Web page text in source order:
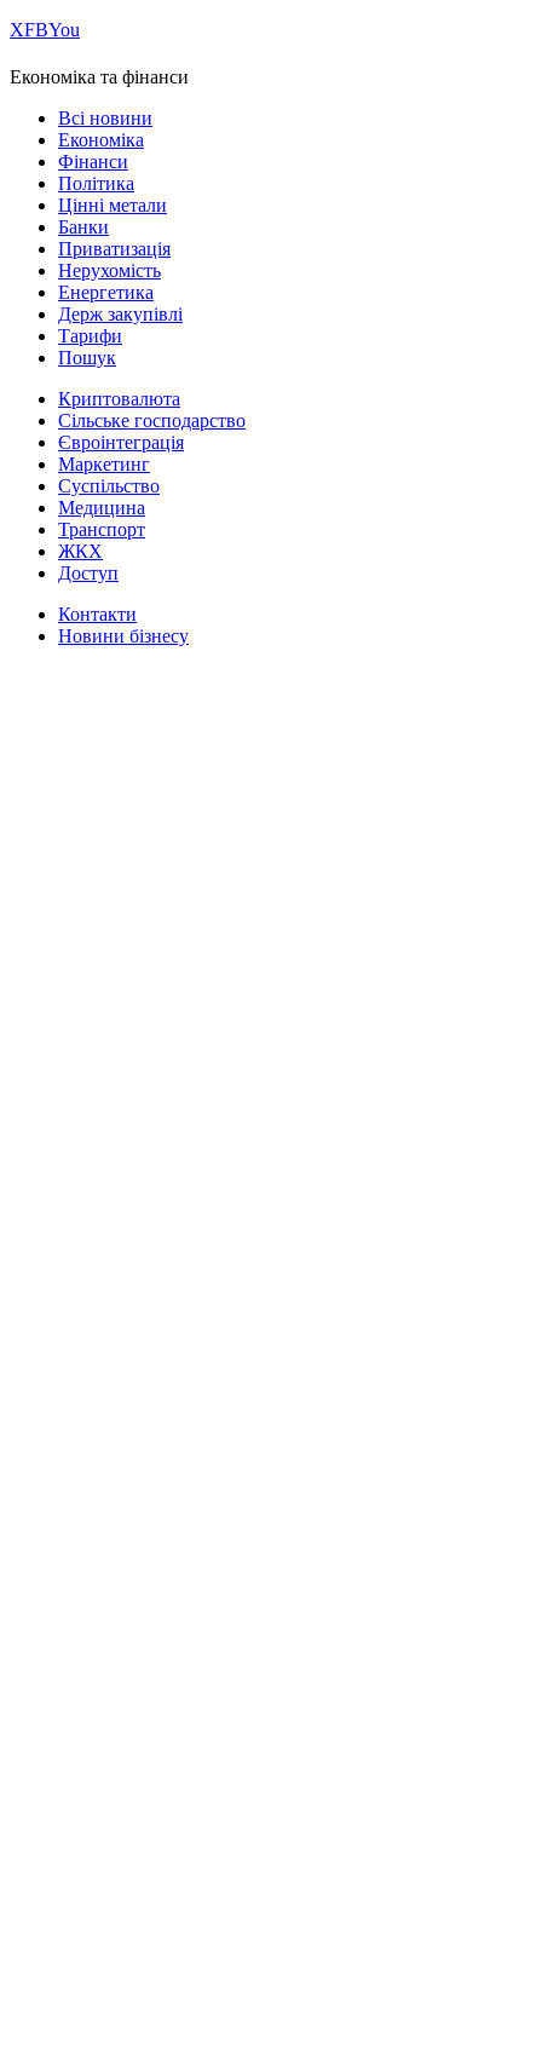
ХFBYou
Економіка та фінанси
Всі новини
Економіка
Фінанси
Політика
Цінні метали
Банки
Приватизація
Нерухомість
Енергетика
Держ закупівлі
Тарифи
Пошук
Криптовалюта
Сільське господарство
Євроінтеграція
Маркетинг
Суспільство
Медицина
Транспорт
ЖКХ
Доступ
Контакти
Новини бізнесу